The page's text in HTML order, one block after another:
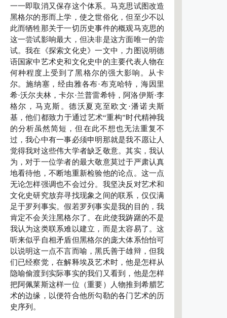
一一即取消又保存这个体系。马克思试图改造
黑格尔的形而上学，使之世俗化，但至少不以
此而牺牲那关于一切历史事件的概观马克思的
这一尝试影响最大，但决非是这方面唯一的尝
试。我在《探索文化史》一文中，力图说明德
语国家中艺术史和文化史中的主要代表人物在
何种程度上受到了黑格尔的强大影响。从卡
尔。施纳塞，经由雅各布·布克哈特，海因里
希·沃尔夫林，卡尔·兰普雷希特，阿洛伊斯·李
格尔，马克斯。德沃夏克至欧文·潘诺夫斯
基，他们都致力于通过艺术“重构”时代精神我
的分析虽然简短，但在此不想也无法重复不
过，我心中有一事必须申明那就是我不愿让人
觉得我对这些伟大学者缺乏敬意。其实，我认
为，对于一位学者的最大敬意莫过于严肃认真
地看待他，不断地重新检验他的论点。这一点
无论怎样强调也不会过分。我坚决反对艺术和
文化史研究放弃寻找现象之间的联系，仅仅满
足于罗列事实。假若罗列事实是我的目的，我
肯定不会关注黑格尔了。在此使我踌躇的不是
我认为这类联系难以建立，而是太容易了。这
听来似乎自相矛盾但黑格尔的庞大体系怡怡可
以说明这一点不言而喻，黑氏善于雄辩，但我
们已经察觉，在解释埃及艺术时，他是怎样从
隐喻偷渡到实际事实的我们又看到，他是怎样
把阿佩莱斯这样一位（重要）人物推到希腊艺
术的边缘，以便符合他所勾勒的各门艺术的历
史序列。